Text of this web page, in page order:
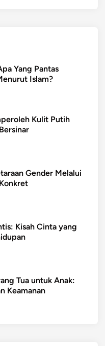
Yang Pantas
Islam?
Kulit Putih
Gender Melalui
Kisah Cinta yang
Tua untuk Anak:
Keamanan